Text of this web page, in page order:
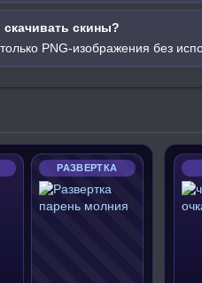
скачивать скины?
PNG-изображения без
РАЗВЕРТКА